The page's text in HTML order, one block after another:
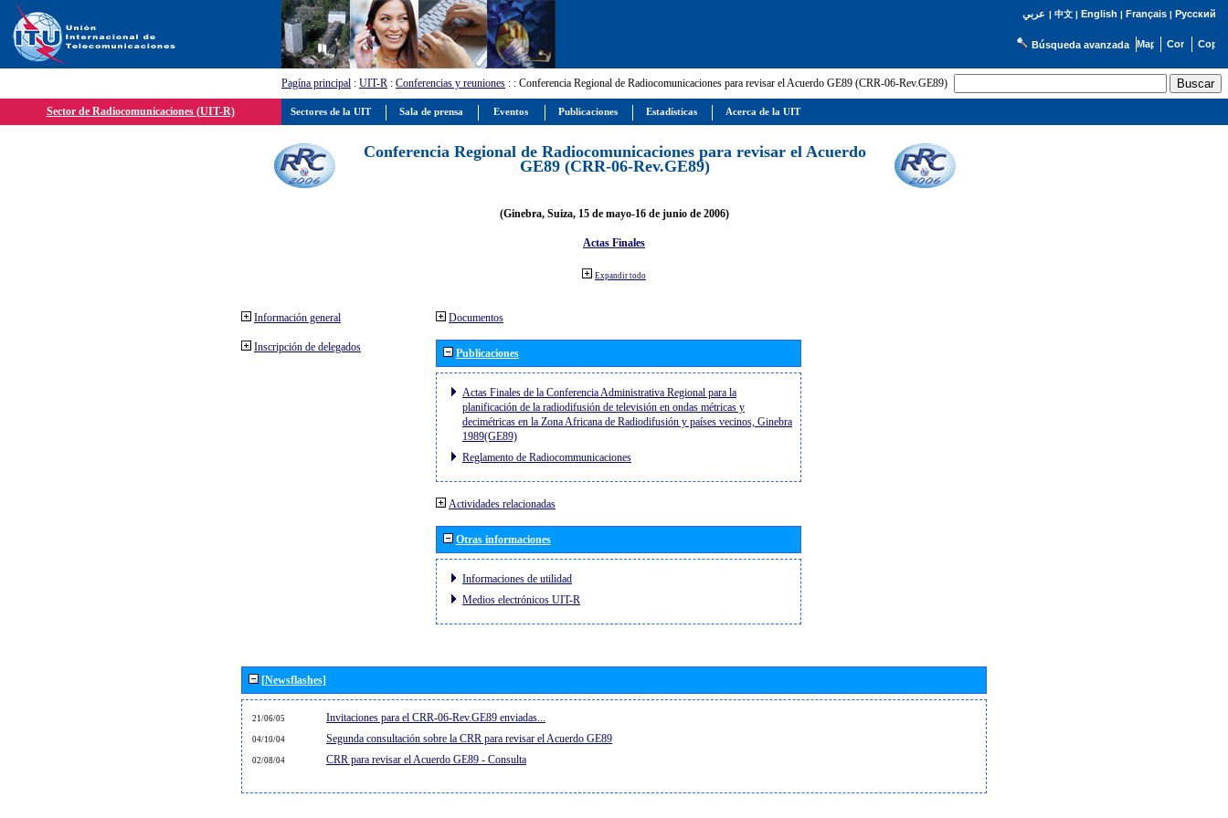
عربي | 中文| English | Français| Русский
Búsqueda avanzada
Pagína principal : UIT-R : Conferencias y reuniones : : Conferencia Regional de Radiocomunicaciones para revisar el Acuerdo GE89 (CRR-06-Rev.GE89)
Sector de Radiocomunicaciones (UIT-R)
Conferencia Regional de Radiocomunicaciones para revisar el Acuerdo
GE89 (CRR-06-Rev.GE89)
(Ginebra, Suiza, 15 de mayo-16 de junio de 2006)
Actas Finales
Expandir todo
Información general
Inscripción de delegados
Documentos
Publicaciones
Actas Finales de la Conferencia Administrativa Regional para la
planificación de la radiodifusión de televisión en ondas métricas y
decimétricas en la Zona Africana de Radiodifusión y países vecinos, Ginebra
1989(GE89)
Reglamento de Radiocommunicaciones
Actividades relacionadas
Otras informaciones
Informaciones de utilidad
Medios electrónicos UIT-R
[Newsflashes]
21/06/05 Invitaciones para el CRR-06-Rev.GE89 enviadas...
04/10/04 Segunda consultación sobre la CRR para revisar el Acuerdo GE89
02/08/04 CRR para revisar el Acuerdo GE89 - Consulta
Sectores de la UIT Sala de prensa Eventos Publicaciones Estadísticas Acerca de la UIT